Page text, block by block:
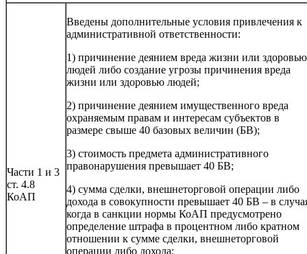
Части 1 и 3
ст. 4.8
КоАП
Введены дополнительные условия привлечения к
административной ответственности:
1) причинение деянием вреда жизни или здоровью
людей либо создание угрозы причинения вреда
жизни или здоровью людей;
2) причинение деянием имущественного вреда
охраняемым правам и интересам субъектов в
размере свыше 40 базовых величин (БВ);
3) стоимость предмета административного
правонарушения превышает 40 БВ;
4) сумма сделки, внешнеторговой операции либо
дохода в совокупности превышает 40 БВ – в
когда в санкции нормы КоАП предусмотрено
определение штрафа в процентном либо кратном
отношении к сумме сделки, внешнеторговой
операции либо дохода;